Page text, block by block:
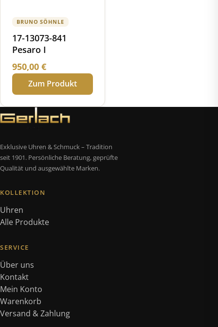
BRUNO SÖHNLE
17-13073-841
Pesaro I
950,00 €
Zum Produkt
Exklusive Uhren & Schmuck – Tradition
seit 1901. Persönliche Beratung, geprüfte
Qualität und ausgewählte Marken.
KOLLEKTION
Uhren
Alle Produkte
SERVICE
Über uns
Kontakt
Mein Konto
Warenkorb
Versand & Zahlung